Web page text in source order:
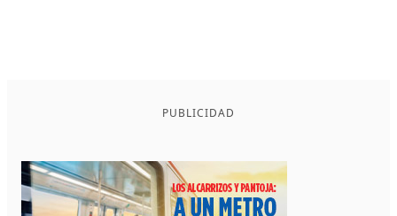
PUBLICIDAD